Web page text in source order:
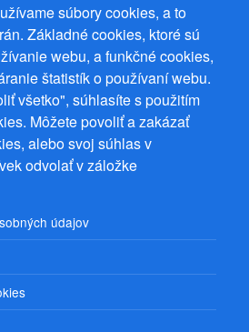
súbory cookies, a to
Základné cookies, ktoré sú
webu, a funkčné cookies,
štatistík o používaní webu.
všetko", súhlasíte s použitím
Môžete povoliť a zakázať
alebo svoj súhlas v
odvolať v záložke
údajov
Radimecká, MBA, Ostrov 256, 561
DIČ CZ9161263958
PuzzleWebss.r.o.